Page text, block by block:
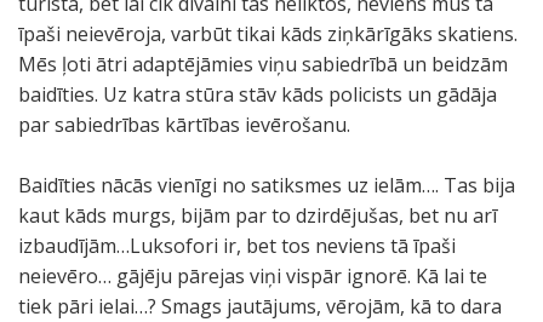
īpaši neievēroja, varbūt tikai kāds ziņkārīgāks skatiens.
Mēs ļoti ātri adaptējāmies viņu sabiedrībā un beidzām
baidīties. Uz katra stūra stāv kāds policists un gādāja
par sabiedrības kārtības ievērošanu.
Baidīties nācās vienīgi no satiksmes uz ielām…. Tas bija
kaut kāds murgs, bijām par to dzirdējušas, bet nu arī
izbaudījām…Luksofori ir, bet tos neviens tā īpaši
neievēro… gājēju pārejas viņi vispār ignorē. Kā lai te
tiek pāri ielai…? Smags jautājums, vērojām, kā to dara